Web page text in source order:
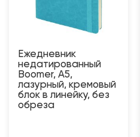
Ежедневник
недатированный
Boomer, А5,
лазурный, кремовый
блок в линейку, без
обреза